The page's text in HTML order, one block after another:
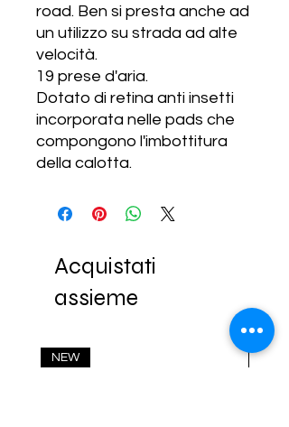
road. Ben si presta anche ad
un utilizzo su strada ad alte
velocità.
19 prese d'aria.
Dotato di retina anti insetti
incorporata nelle pads che
compongono l'imbottitura
della calotta.
Acquistati
assieme
NEW NEW